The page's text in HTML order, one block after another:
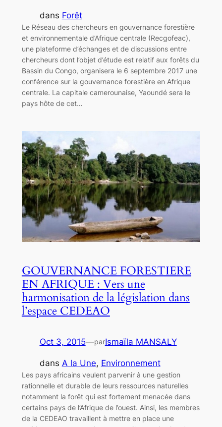
dans Forêt
Le Réseau des chercheurs en gouvernance forestière
et environnementale d’Afrique centrale (Recgofeac),
une plateforme d’échanges et de discussions entre
chercheurs dont l’objet d’étude est relatif aux forêts du
Bassin du Congo, organisera le 6 septembre 2017 une
conférence sur la gouvernance forestière en Afrique
centrale. La capitale camerounaise, Yaoundé sera le
pays hôte de cet…
GOUVERNANCE FORESTIERE
EN AFRIQUE : Vers une
harmonisation de la législation dans
l’espace CEDEAO
Oct 3, 2015—parIsmaïla MANSALY
dans A la Une, Environnement
Les pays africains veulent parvenir à une gestion
rationnelle et durable de leurs ressources naturelles
notamment la forêt qui est fortement menacée dans
certains pays de l’Afrique de l’ouest. Ainsi, les membres
de la CEDEAO travaillent à mettre en place une